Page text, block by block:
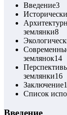
Введение3
землянки8
землянок14
землянки16
Заключение
Список
Введение